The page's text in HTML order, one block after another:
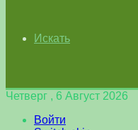
Искать
Четверг , 6 Август 2026
Войти